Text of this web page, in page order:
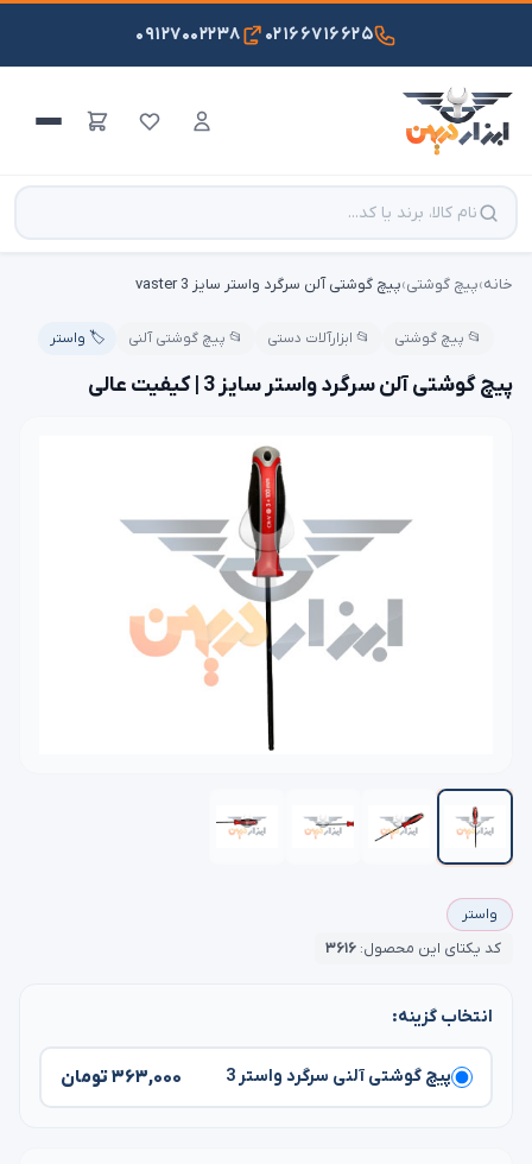
۰۲۱۶۶۷۱۶۶۲۵ ۰۹۱۲۷۰۰۲۲۳۸
خانه›پیچ گوشتی›پیچ گوشتی آلن سرگرد واستر سایز 3 vaster
📂 پیچ گوشتی 📂 ابزارآلات دستی 📂 پیچ گوشتی آلنی 🏷️ واستر
پیچ گوشتی آلن سرگرد واستر سایز 3 | کیفیت عالی
واستر
کد یکتای این محصول: ۳۶۱۶
انتخاب گزینه:
پیچ گوشتی آلنی سرگرد واستر 3 ۳۶۳,۰۰۰ تومان